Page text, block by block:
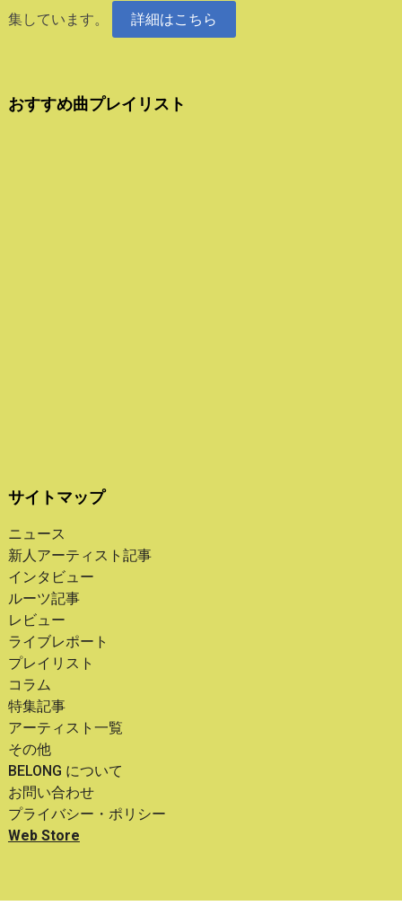
集しています。
詳細はこちら
おすすめ曲プレイリスト
サイトマップ
ニュース
新人アーティスト記事
インタビュー
ルーツ記事
レビュー
ライブレポート
プレイリスト
コラム
特集記事
アーティスト一覧
その他
BELONG について
お問い合わせ
プライバシー・ポリシー
Web Store